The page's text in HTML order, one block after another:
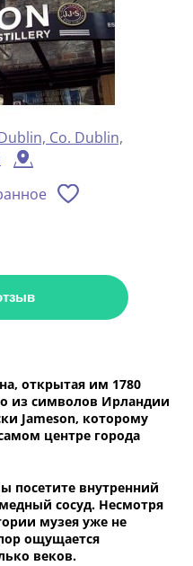
Co. Dublin,
открытая им 1780
из символов Ирландии
Jameson, которому
центре города
посетите внутренний
сосуд. Несмотря
музея уже не
ощущается
веков.